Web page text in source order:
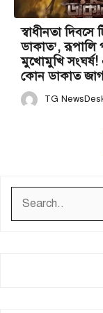
স্বাধীনতা দিবসে
ডাকাত’, রূপালি
মুখোমুখি সংঘর্ষ!
কোন ডাকাত
TG